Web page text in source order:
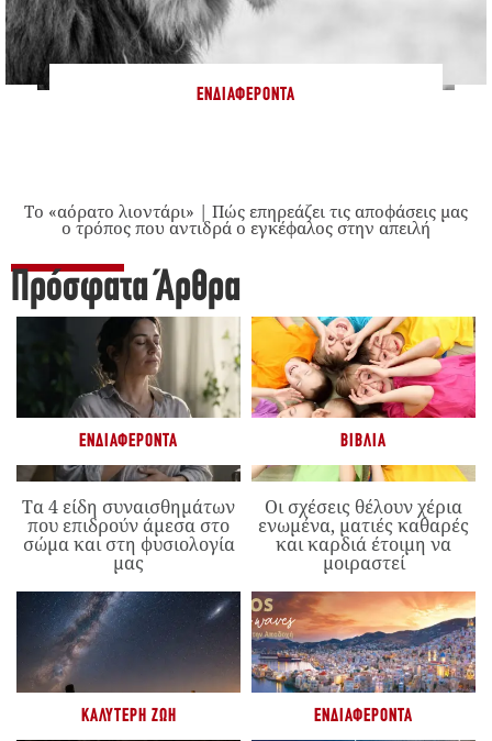
ΕΝΔΙΑΦΈΡΟΝΤΑ
Το «αόρατο λιοντάρι» | Πώς επηρεάζει τις αποφάσεις μας
ο τρόπος που αντιδρά ο εγκέφαλος στην απειλή
Πρόσφατα Άρθρα
ΕΝΔΙΑΦΈΡΟΝΤΑ
Τα 4 είδη συναισθημάτων
που επιδρούν άμεσα στο
σώμα και στη φυσιολογία
μας
ΒΙΒΛΊΑ
Οι σχέσεις θέλουν χέρια
ενωμένα, ματιές καθαρές
και καρδιά έτοιμη να
μοιραστεί
ΚΑΛΎΤΕΡΗ ΖΩΉ ΕΝΔΙΑΦΈΡΟΝΤΑ